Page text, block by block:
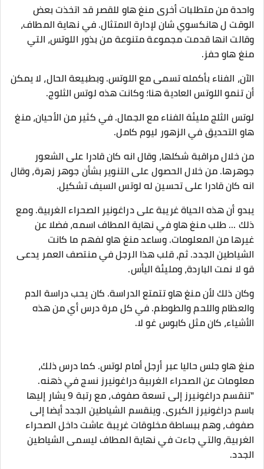
واحدة من متطلبات أخرى منغ هاو للقصر قد اتخذت بعض
الوقت ل هانكسوي شان لإدارة الامتثال. في نهاية المطاف،
وقالت انها قدمت مجموعة متنوعة من بذور اللوتس، التي
منغ هاو حفز.
الآن، الفناء بأكمله تسمى مع اللوتس. وبطبيعة الحال، لا يمكن
أن تنمو اللوتس العادية هنا؛ وكانت هذه لوتس الثلوج.
لوتس الثلج مليئة الفناء مع الجمال. في كثير من الأحيان، منغ
هاو التحديق في الزهور ليوم كامل.
من خلال مراقبة شكلها، وقال انه كان قادرا على الشعور
جوهرها. من خلال الحصول على التنوير بشأن جوهر زهرة، وقال
انه كان قادرا على تحسين له لوتس السيف تشكيل.
يبدو أن هذه الحياة غريبة على دراغونير الصحراء الغربية. ومع
ذلك ... طلب ​​منغ هاو في نهاية المطاف اسمه، فضلا عن
غيرها من المعلومات. وساعد منغ هاو لفهم ما كانت
الشياطين الجدد. ثم، قلب هذا الرجل في منتصف العمر يدعى
قو لا نمت الباردة، ومليئة اليأس.
وكان ذلك لأن منغ هاو تتمتع الدراسة. كان يحب دراسة الدم
والعظام واللحم والطوطم. في كل مرة درس أي من هذه
الأشياء، كان مثل كابوس غو لا.
منغ هاو جلس حاليا عبر أرجل أمام لوتس. كما درس ذلك،
معلومات عن الصحراء الغربية دراغونيرز نسج في ذهنه.
"تنقسم دراغونيرز إلى تسعة صفوف، مع رتبة 9 يشار إليها
باسم دراغونيرز الكبرى. وينقسم الشياطين الجدد أيضا إلى
صفوف، وهم ببساطة مخلوقات غريبة عاشت داخل الصحراء
الغربية، والتي جاءت في نهاية المطاف ليسمى الشياطين
الجدد.